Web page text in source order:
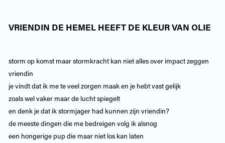
VRIENDIN DE HEMEL HEEFT DE KLEUR VAN OLIE
storm op komst maar stormkracht kan niet alles over impact zeggen
vriendin
je vindt dat ik me te veel zorgen maak en je hebt vast gelijk
zoals wel vaker maar de lucht spiegelt
en denk je dat ik stormjager had kunnen zijn vriendin?
de meeste dingen die me bedreigen volg ik alsnog
een hongerige pup die maar niet los kan laten